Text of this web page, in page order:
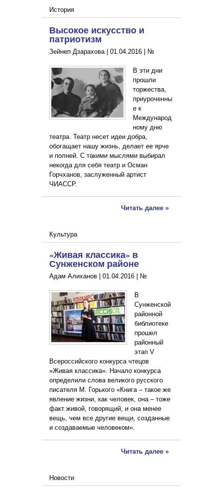
История
Высокое искусство и
патриотизм
Зейнеп Дзарахова | 01.04.2016 №
В эти дни
прошли
торжества,
приуроченны
е к
Международ
ному дню
театра. Театр несет идеи добра,
обогащает нашу жизнь, делает ее ярче
и полней. С такими мыслями выбирал
некогда для себя театр и Осман
Горчханов, заслуженный артист
ЧИАССР.
Читать далее »
Культура
«Живая классика» в
Сунженском районе
Адам Алиханов | 01.04.2016 №
В
Сунженской
районной
библиотеке
прошел
районный
этап V
Всероссийского конкурса чтецов
«Живая классика». Начало конкурса
определили слова великого русского
писателя М. Горького «Книга – такое же
явление жизни, как человек, она – тоже
факт живой, говорящий, и она менее
вещь, чем все другие вещи, созданные
и создаваемые человеком».
Читать далее »
Новости